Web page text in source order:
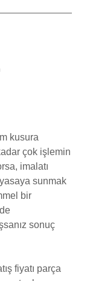
kusura
çok işlemin
imalatı
sunmak
bir
sonuç
fiyatı parça